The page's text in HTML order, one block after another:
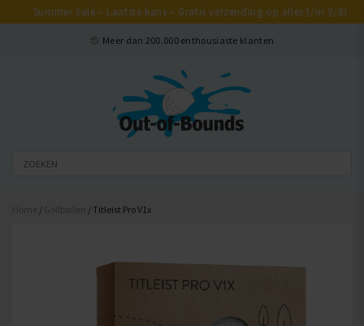
Summer Sale – Laatste kans – Gratis verzending op alles t/m 9/8!
Meer dan 200.000 enthousiaste klanten
/ / Titleist Pro V1x